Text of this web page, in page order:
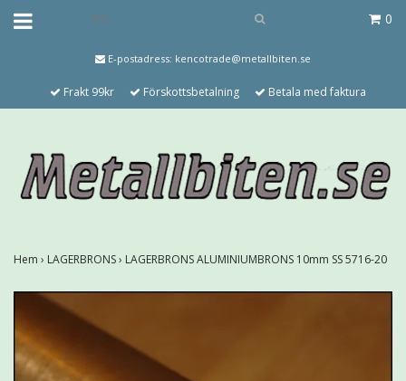
0
E-postadress: kencotrade@metallbiten.se
Frakt 99kr Förskottsbetalning Betala med faktura
Hem › LAGERBRONS› LAGERBRONS ALUMINIUMBRONS 10mm SS 5716-20